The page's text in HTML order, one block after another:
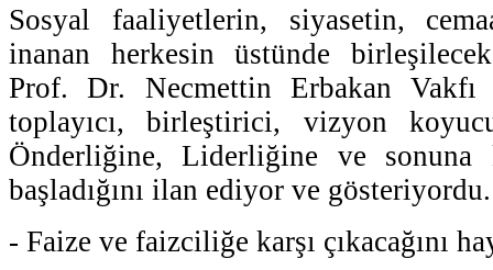
Sosyal faaliyetlerin, siyasetin,
inanan herkesin üstünde
Prof. Dr. Necmettin Erbakan Vakfı
toplayıcı, birleştirici, vizyon
Önderliğine, Liderliğine ve sonuna
başladığını ilan ediyor ve gösteriyordu.
- Faize ve faizciliğe karşı çıkacağını